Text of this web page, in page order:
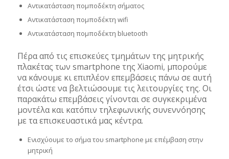
Αντικατάσταση πομποδέκτη σήματος
Αντικατάσταση πομποδέκτη wifi
Αντικατάσταση πομποδέκτη bluetooth
Πέρα από τις επισκεύες τμημάτων της μητρικής
πλακέτας των smartphone της Xiaomi, μπορούμε
να κάνουμε κι επιπλέον επεμβάσεις πάνω σε αυτή
έτσι ώστε να βελτιώσουμε τις λειτουργίες της. Οι
παρακάτω επεμβάσεις γίνονται σε συγκεκριμένα
μοντέλα και κατόπιν τηλεφωνικής συνεννόησης
με τα επισκευαστικά μας κέντρα.
Ενισχύουμε το σήμα του smartphone με επέμβαση στην
μητρική